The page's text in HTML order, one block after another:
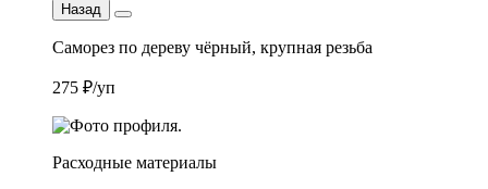
Назад
Саморез по дереву чёрный, крупная резьба
275 ₽/уп
Расходные материалы